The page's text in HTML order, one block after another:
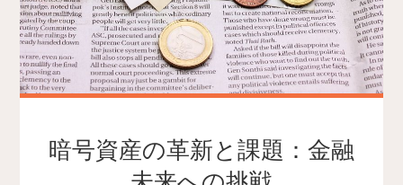
暗号資産の革新と課題：金融